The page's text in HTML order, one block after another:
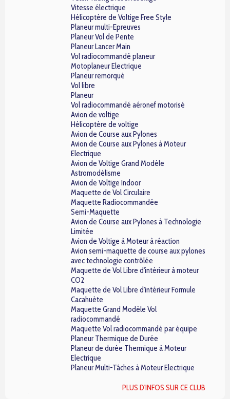
Vitesse électrique
Hélicoptère de Voltige Free Style
Planeur multi-Epreuves
Planeur Vol de Pente
Planeur Lancer Main
Vol radiocommandé planeur
Motoplaneur Electrique
Planeur remorqué
Vol libre
Planeur
Vol radiocommandé aéronef motorisé
Avion de voltige
Hélicoptère de voltige
Avion de Course aux Pylones
Avion de Course aux Pylones à Moteur
Electrique
Avion de Voltige Grand Modèle
Astromodélisme
Avion de Voltige Indoor
Maquette de Vol Circulaire
Maquette Radiocommandée
Semi-Maquette
Avion de Course aux Pylones à Technologie
Limitée
Avion de Voltige à Moteur à réaction
Avion semi-maquette de course aux pylones
avec technologie contrôlée
Maquette de Vol Libre d'intérieur à moteur
CO2
Maquette de Vol Libre d'intérieur Formule
Cacahuète
Maquette Grand Modèle Vol
radiocommandé
Maquette Vol radiocommandé par équipe
Planeur Thermique de Durée
Planeur de durée Thermique à Moteur
Electrique
Planeur Multi-Tâches à Moteur Electrique
PLUS D'INFOS SUR CE CLUB